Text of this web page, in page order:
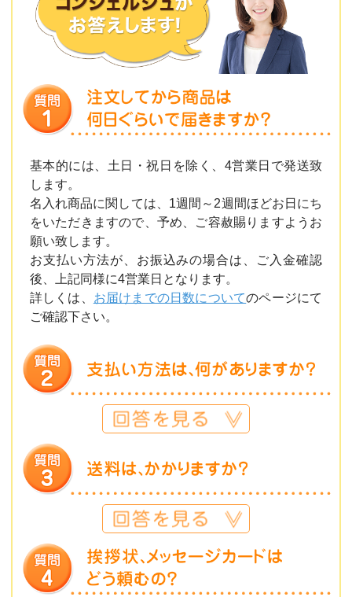
基本的には、土日・祝日を除く、4営業日で発送致
します。
名入れ商品に関しては、1週間～2週間ほどお日にち
をいただきますので、予め、ご容赦賜りますようお
願い致します。
お支払い方法が、お振込みの場合は、ご入金確認
後、上記同様に4営業日となります。
詳しくは、 お届けまでの日数についてのページにて
ご確認下さい。